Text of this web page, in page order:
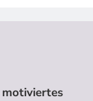
motiviertes